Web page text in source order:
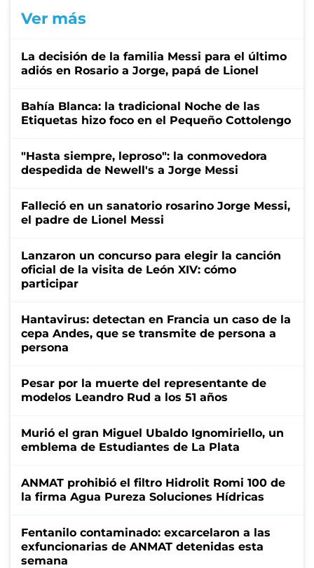
Ver más
La decisión de la familia Messi para el último
adiós en Rosario a Jorge, papá de Lionel
Bahía Blanca: la tradicional Noche de las
Etiquetas hizo foco en el Pequeño Cottolengo
"Hasta siempre, leproso": la conmovedora
despedida de Newell's a Jorge Messi
Falleció en un sanatorio rosarino Jorge Messi,
el padre de Lionel Messi
Lanzaron un concurso para elegir la canción
oficial de la visita de León XIV: cómo
participar
Hantavirus: detectan en Francia un caso de la
cepa Andes, que se transmite de persona a
persona
Pesar por la muerte del representante de
modelos Leandro Rud a los 51 años
Murió el gran Miguel Ubaldo Ignomiriello, un
emblema de Estudiantes de La Plata
ANMAT prohibió el filtro Hidrolit Romi 100 de
la firma Agua Pureza Soluciones Hídricas
Fentanilo contaminado: excarcelaron a las
exfuncionarias de ANMAT detenidas esta
semana